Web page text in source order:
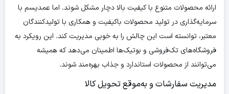
ارائه محصولات متنوع با کیفیت بالا دچار مشکل شوند. اما عمدیسم با
سرمایه‌گذاری در تولید محصولات باکیفیت و همکاری با تولیدکنندگان
معتبر، توانسته است این چالش را به خوبی مدیریت کند. این رویکرد به
فروشگاه‌های تک‌فروشی و بوتیک‌ها اطمینان می‌دهد که همیشه
می‌توانند از محصولات استاندارد و جذاب بهره‌مند شوند.
مدیریت سفارشات و به‌موقع تحویل کالا